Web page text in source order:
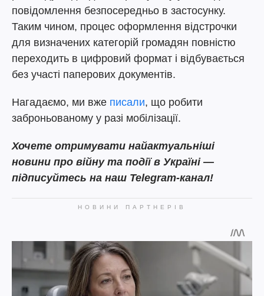
повідомлення безпосередньо в застосунку.
Таким чином, процес оформлення відстрочки
для визначених категорій громадян повністю
переходить в цифровий формат і відбувається
без участі паперових документів.
Нагадаємо, ми вже писали, що робити
заброньованому у разі мобілізації.
Хочете отримувати найактуальніші
новини про війну та події в Україні —
підписуйтесь на наш Telegram-канал!